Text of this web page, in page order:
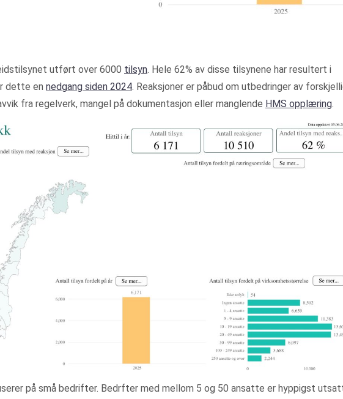
utført over 6000 tilsyn. Hele 62% av disse tilsynene har resultert i
dette en nedgang siden 2024. Reaksjoner er påbud om utbedringer av
fra regelverk, mangel på dokumentasjon eller manglende HMS opplæring.
på små bedrifter. Bedrfter med mellom 5 og 50 ansatte er hyppigst